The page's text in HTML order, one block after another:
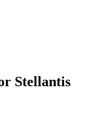
Stellantis